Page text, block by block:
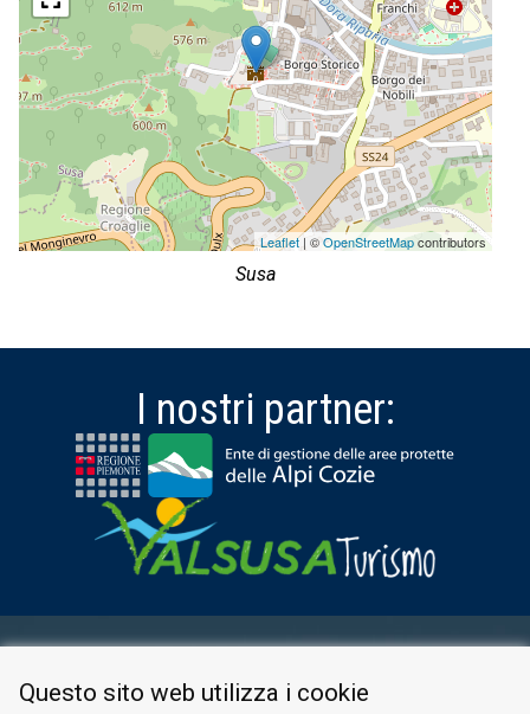
Leaflet| ©OpenStreetMapcontributors
Susa
I nostri partner:
PRIVACY POLICY
Questo sito web utilizza i cookie